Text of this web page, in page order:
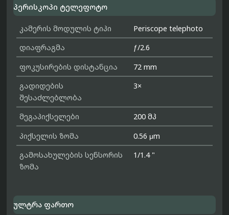
პერისკოპი ტელეფოტო
კამერის მოდულის ტიპი
Periscope telephoto
დიაფრაგმა
ƒ/2.6
ფოკუსირების დისტანცია
72 mm
გადიდების
შესაძლებლობა
3×
მეგაპიქსელები
200 მპ
პიქსელის ზომა
0.56 μm
გამოსახულების სენსორის
ზომა
1/1.4 "
ულტრა ფართო